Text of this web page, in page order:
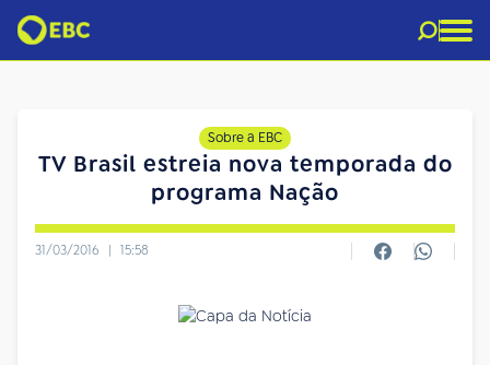
Sobre a EBC
TV Brasil estreia nova temporada do
programa Nação
31/03/2016 | 15:58